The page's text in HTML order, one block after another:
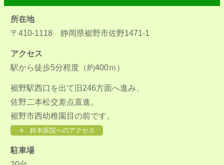
所在地
〒410-1118 静岡県裾野市佐野1471-1
アクセス
駅から徒歩5分程度（約400ｍ）
裾野駅西口を出て旧246方面へ進み、
佐野二本松交差点直進。
裾野市西幼稚園目の前です。
鈴木医院へのアクセス
駐車場